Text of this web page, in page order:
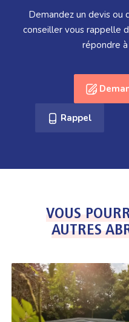
Demandez un devis ou
conseiller vous rappelle
répondre
Rappel
VOUS
AUTRES